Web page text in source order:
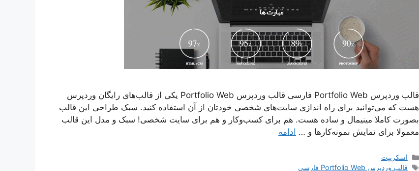
قالب وردپرس Portfolio Web فارسی قالب وردپرس Portfolio Web یکی از قالب‌های رایگان وردپرس
هست که می‌توانید برای راه اندازی سایت‌های شخصی خودتان از آن استفاده کنید. سبک طراحی این قالب
بصورت کاملا مینیمال و ساده هست. هم برای کسب‌و‌کار و هم برای سایت شخصی! سبک و مدل این قالب
معمولا برای نمایش نمونه‌کارها و … ادامه
دسته‌ها
اسکریپت
برچسب‌ها
قالب وردپرس Portfolio Web فارسی